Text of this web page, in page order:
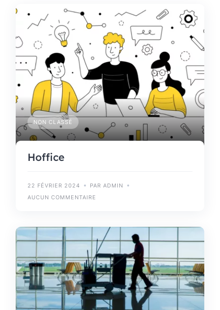
NON CLASSÉ
Hoffice
22 FÉVRIER 2024
PAR ADMIN
AUCUN COMMENTAIRE